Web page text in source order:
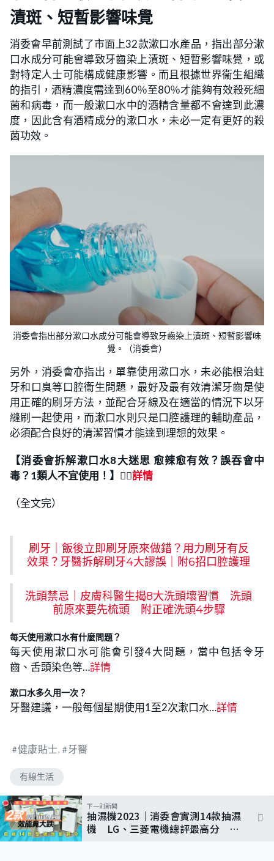
漬斑、短暫影響味覺
消委會早前測試了市面上32款漱口水產品，指出部分漱
口水成分可能會導致牙齒染上漬斑、短暫影響味覺，或
對特定人士可能構成健康影響。而且根據世界衞生組織
的指引，酒精濃度需達到60％至80％才能夠有效殺死細
菌和病毒，而一般漱口水中的酒精含量都不會達到此濃
度，因此含有酒精成分的漱口水，未必一定有更好的殺
菌功效。
消委會指出部分漱口水成分可能會導致牙齒染上漬斑、短暫影響味
覺。（消委會）
另外，消委會亦指出，單靠使用漱口水，未必能根治蛀
牙和口臭等口腔衞生問題，最好及最有效清潔牙齒是使
用正確的刷牙方法，並配合牙線及在適當的情況下以牙
縫刷一起使用，而漱口水則只是口腔護理的輔助產品，
必須配合良好的清潔習慣才能達到理想的效果。
【消委會拆解漱口水8大迷思 愈辣愈有效？誤吞會中
毒？1類人不宜使用！ 】 👉🏻詳情
（全文完）
刷牙｜飯後立即刷牙原來做錯？用力刷牙有反
效果？牙醫拆解刷牙4大謬誤｜附6招口腔護理
洗頭禁忌｜皮膚科醫生揭8大洗頭壞習慣 洗頭
前原來要先梳頭 附正確洗頭4步驟
每天使用漱口水有什麼問題？
每天使用漱口水可能會引發4大問題，當中包括令牙
齒、舌頭染色等…詳情
漱口水多久用一次？
牙醫建議，一般每個星期使用1至2次漱口水…詳情
健康貼士 牙醫
有線生活
下一則新聞
抽濕機2023｜消委會實測14款抽濕
機 LG、三菱電機總評最高分 即